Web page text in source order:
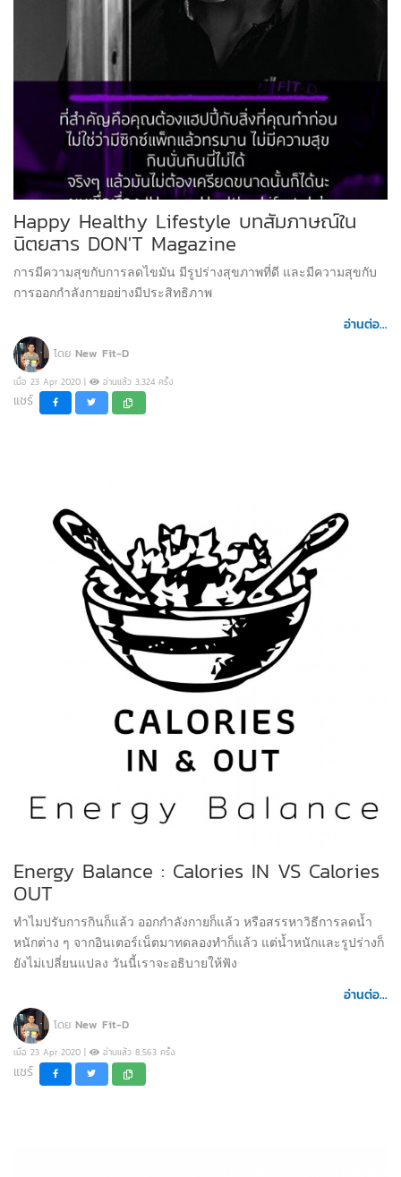
Happy Healthy Lifestyle บทสัมภาษณ์ใน
นิตยสาร DON'T Magazine
การมีความสุขกับการลดไขมัน มีรูปร่างสุขภาพที่ดี และมีความสุขกับ
การออกกำลังกายอย่างมีประสิทธิภาพ
อ่านต่อ...
โดย New Fit-D
เมื่อ 23 Apr 2020 | อ่านแล้ว 3,324 ครั้ง
แชร์
Energy Balance : Calories IN VS Calories
OUT
ทำไมปรับการกินก็แล้ว ออกกำลังกายก็แล้ว หรือสรรหาวิธีการลดน้ำ
หนักต่าง ๆ จากอินเตอร์เน็ตมาทดลองทำก็แล้ว แต่น้ำหนักและรูปร่างก็
ยังไม่เปลี่ยนแปลง วันนี้เราจะอธิบายให้ฟัง
อ่านต่อ...
โดย New Fit-D
เมื่อ 23 Apr 2020 | อ่านแล้ว 8,563 ครั้ง
แชร์